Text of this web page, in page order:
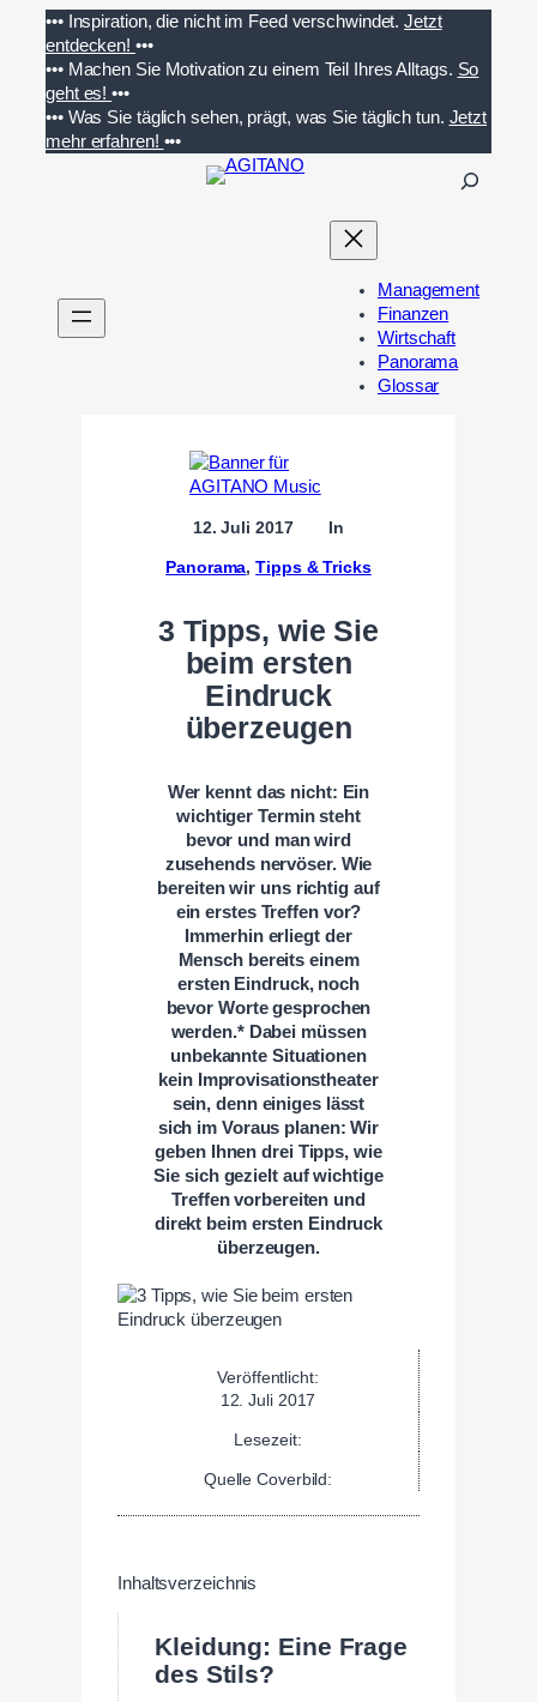
Inhalt
springen
••• Inspiration, die nicht im Feed verschwindet. Jetzt
entdecken! •••
••• Machen Sie Motivation zu einem Teil Ihres Alltags. So
geht es!•••
••• Was Sie täglich sehen, prägt, was Sie täglich tun. Jetzt
mehr erfahren! •••
n
Management
Finanzen
Wirtschaft
Panorama
Glossar
12. Juli 2017 In
Panorama, Tipps & Tricks
3 Tipps, wie Sie
beim ersten
Eindruck
überzeugen
Wer kennt das nicht: Ein
wichtiger Termin steht
bevor und man wird
zusehends nervöser. Wie
bereiten wir uns richtig auf
ein erstes Treffen vor?
Immerhin erliegt der
Mensch bereits einem
ersten Eindruck, noch
bevor Worte gesprochen
werden.* Dabei müssen
unbekannte Situationen
kein Improvisationstheater
sein, denn einiges lässt
sich im Voraus planen: Wir
geben Ihnen drei Tipps, wie
Sie sich gezielt auf wichtige
Treffen vorbereiten und
direkt beim ersten Eindruck
überzeugen.
Veröffentlicht:
12. Juli 2017
Lesezeit:
Quelle Coverbild:
Inhaltsverzeichnis
Kleidung: Eine Frage
des Stils?